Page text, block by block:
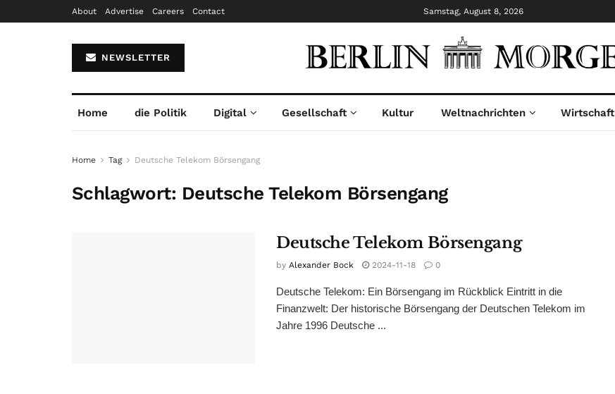
About Advertise Careers Contact Samstag, August 8, 2026
NEWSLETTER
Home die Politik Digital Gesellschaft Kultur Weltnachrichten Wirtschaft
Home Tag Deutsche Telekom Börsengang
Schlagwort: Deutsche Telekom Börsengang
Deutsche Telekom Börsengang
by Alexander Bock 2024-11-18 0
Deutsche Telekom: Ein Börsengang im Rückblick Eintritt in die
Finanzwelt: Der historische Börsengang der Deutschen Telekom im
Jahre 1996 Deutsche ...